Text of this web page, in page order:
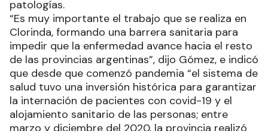
patologías.
“Es muy importante el trabajo que se realiza en
Clorinda, formando una barrera sanitaria para
impedir que la enfermedad avance hacia el resto
de las provincias argentinas”, dijo Gómez, e indicó
que desde que comenzó pandemia “el sistema de
salud tuvo una inversión histórica para garantizar
la internación de pacientes con covid-19 y el
alojamiento sanitario de las personas; entre
marzo y diciembre del 2020, la provincia realizó